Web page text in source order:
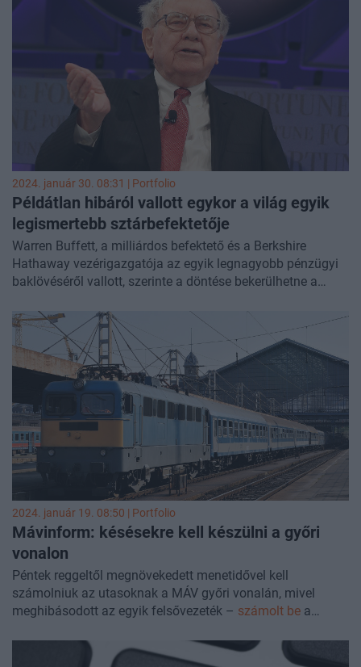
2024. január 30. 08:31 | Portfolio
Példátlan hibáról vallott egykor a világ egyik
legismertebb sztárbefektetője
Warren Buffett, a milliárdos befektető és a Berkshire
Hathaway vezérigazgatója az egyik legnagyobb pénzügyi
baklövéséről vallott, szerinte a döntése bekerülhetne a
pénzügyi katasztrófa – írja a
Yahoo
2014-es levelére hivatkozva, ami a lap szerint sok
tanulságot is tartalmaz.
2024. január 19. 08:50 | Portfolio
Mávinform: késésekre kell készülni a győri
vonalon
Péntek reggeltől megnövekedett menetidővel kell
számolniuk az utasoknak a MÁV győri vonalán, mivel
meghibásodott az egyik felsővezeték – számolt be a